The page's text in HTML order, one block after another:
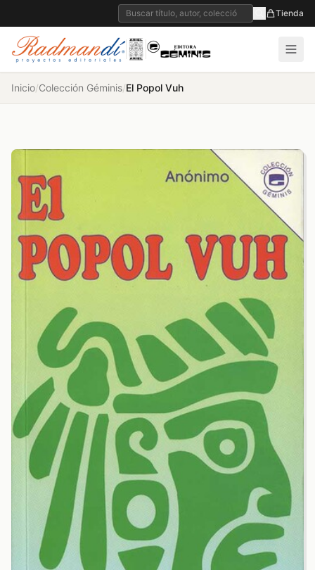
Tienda
Inicio/Colección Géminis/El Popol Vuh